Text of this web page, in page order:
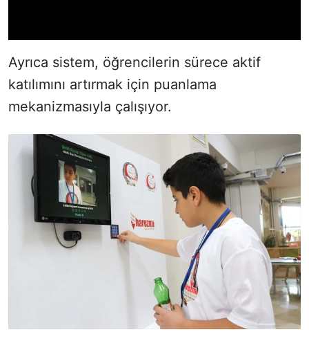
Ayrıca sistem, öğrencilerin sürece aktif
katılımını artırmak için puanlama
mekanizmasıyla çalışıyor.